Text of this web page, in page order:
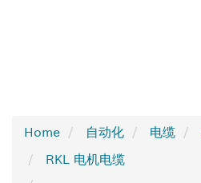
Home 自动化 电缆
RKL 电机电缆